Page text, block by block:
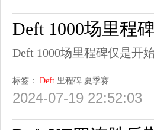
Deft 1000场里程
Deft 1000场里程碑仅是开
标签： Deft 里程碑 夏季赛
2024-07-19 22:52:03